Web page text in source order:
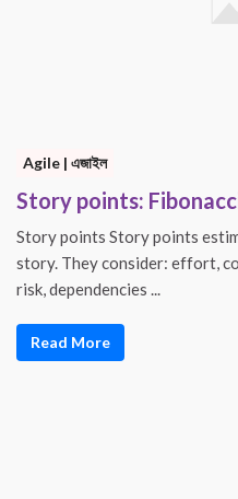
Agile | এজাইল
Story points:
Story points Story points
story. They consider: effort,
risk, dependencies ...
Read More